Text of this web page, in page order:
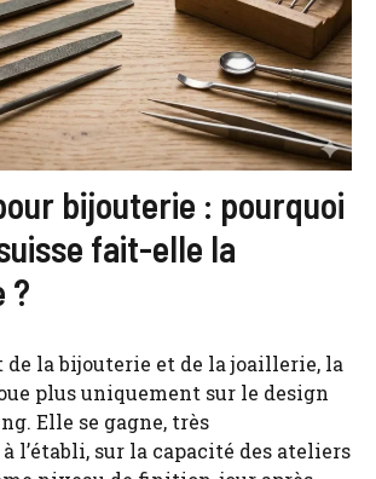
bijouterie : pourquoi
fait-elle la
?
de la bijouterie et de la joaillerie, la
plus uniquement sur le design
Elle se gagne, très
l’établi, sur la capacité des ateliers